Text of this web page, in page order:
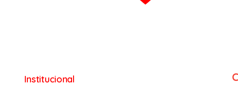
Institucional